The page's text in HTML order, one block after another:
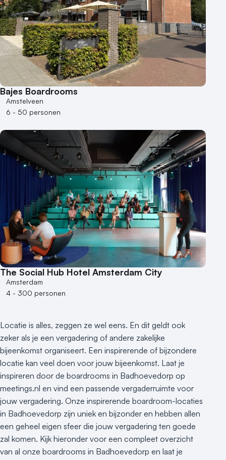
Aantal personen
1 - 50 personen
50 - 100 personen
100 - 250 personen
250 - 500 personen
500+ personen
Bijzondere locaties
Buitenlocatie
Duurzame locatie
Groene locatie
Heisessie
Hotel
Hybride events
Industriële locatie
Kasteel en landgoed
Kleine / intieme locatie
Locaties aan zee
Museum
Theater
Varende locatie
Bajes Boardrooms
Amstelveen
6 - 50 personen
The Social Hub Hotel Amsterdam City
Amsterdam
4 - 300 personen
Locatie is alles, zeggen ze wel eens. En dit geldt ook
zeker als je een vergadering of andere zakelijke
bijeenkomst organiseert. Een inspirerende of bijzondere
locatie kan veel doen voor jouw bijeenkomst. Laat je
inspireren door de boardrooms in Badhoevedorp op
meetings.nl en vind een passende vergaderruimte voor
jouw vergadering. Onze inspirerende boardroom-locaties
in Badhoevedorp zijn uniek en bijzonder en hebben allen
een geheel eigen sfeer die jouw vergadering ten goede
zal komen. Kijk hieronder voor een compleet overzicht
van al onze boardrooms in Badhoevedorp en laat je